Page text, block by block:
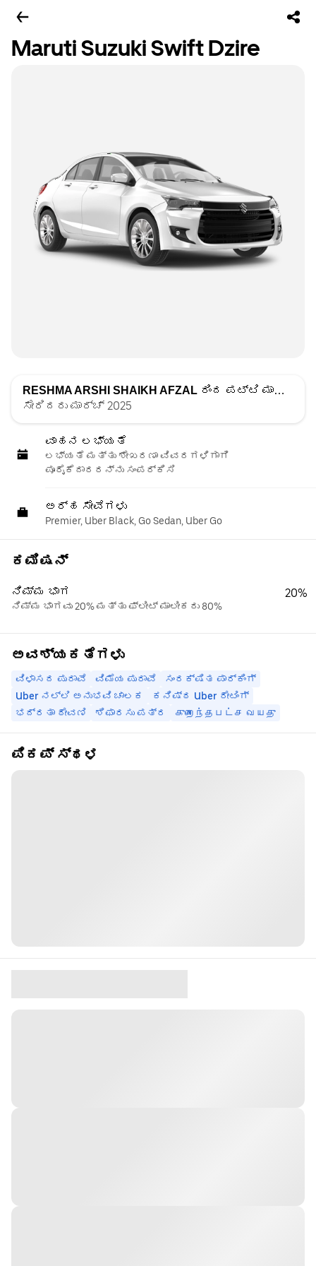
Maruti Suzuki Swift Dzire
RESHMA ARSHI SHAIKH AFZAL ರಿಂದ ಪಟ್ಟಿ ಮಾಡಲಾಗಿದೆ
ಸೇರಿದರು ಮಾರ್ಚ್ 2025
ವಾಹನ ಲಭ್ಯತೆ
ಲಭ್ಯತೆ ಮತ್ತು ಶೇಖರಣಾ ವಿವರಗಳಿಗಾಗಿ
ಪೂರೈಕೆದಾರರನ್ನು ಸಂಪರ್ಕಿಸಿ
ಅರ್ಹ ಸೇವೆಗಳು
Premier, Uber Black, Go Sedan, Uber Go
ಕಮಿಷನ್
ನಿಮ್ಮ ಭಾಗ
ನಿಮ್ಮ ಭಾಗವು 20% ಮತ್ತು ಫ್ಲೀಟ್ ಮಾಲೀಕರು 80%
20%
ಅವಶ್ಯಕತೆಗಳು
ವಿಳಾಸದ ಪುರಾವೆ ವಿಮೆಯ ಪುರಾವೆ
ಸಂರಕ್ಷಿತ ಪಾರ್ಕಿಂಗ್
Uber ನಲ್ಲಿ ಅನುಭವಿ ಚಾಲಕ
ಕನಿಷ್ಠ Uber ರೇಟಿಂಗ್
ಭದ್ರತಾ ಠೇವಣಿ
ಶಿಫಾರಸು ಪತ್ರ குறைந்தபட்ச வயது
ಪಿಕಪ್ ಸ್ಥಳ